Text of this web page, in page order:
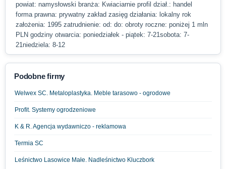
powiat: namysłowski branża: Kwiaciarnie profil dział.: handel
forma prawna: prywatny zakład zasięg działania: lokalny rok
założenia: 1995 zatrudnienie: od: do: obroty roczne: poniżej 1 mln
PLN godziny otwarcia: poniedziałek - piątek: 7-21sobota: 7-
21niedziela: 8-12
Podobne firmy
Welwex SC. Metaloplastyka. Meble tarasowo - ogrodowe
Profit. Systemy ogrodzeniowe
K & R. Agencja wydawniczo - reklamowa
Termia SC
Leśnictwo Lasowice Małe. Nadleśnictwo Kluczbork